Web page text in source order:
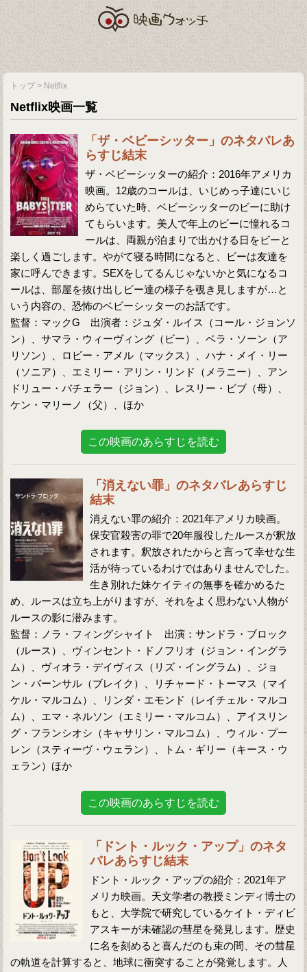
トップ > Netflix
Netflix映画一覧
「ザ・ベビーシッター」のネタバレあ
らすじ結末
ザ・ベビーシッターの紹介：2016年アメリカ
映画。12歳のコールは、いじめっ子達にいじ
めらていた時、ベビーシッターのビーに助け
てもらいます。美人で年上のビーに憧れるコ
ールは、両親が泊まりで出かける日をビーと
楽しく過ごします。やがて寝る時間になると、ビーは友達を
家に呼んできます。SEXをしてるんじゃないかと気になるコ
ールは、部屋を抜け出しビー達の様子を覗き見しますが…と
いう内容の、恐怖のベビーシッターのお話です。
監督：マックG 出演者：ジュダ・ルイス（コール・ジョンソ
ン）、サマラ・ウィーヴィング（ビー）、ベラ・ソーン（ア
リソン）、ロビー・アメル（マックス）、ハナ・メイ・リー
（ソニア）、エミリー・アリン・リンド（メラニー）、アン
ドリュー・バチェラー（ジョン）、レスリー・ビブ（母）、
ケン・マリーノ（父）、ほか
この映画のあらすじを読む
「消えない罪」のネタバレあらすじ
結末
消えない罪の紹介：2021年アメリカ映画。
保安官殺害の罪で20年服役したルースが釈放
されます。釈放されたからと言って幸せな生
活が待っているわけではありませんでした。
生き別れた妹ケイティの無事を確かめるた
め、ルースは立ち上がりますが、それをよく思わない人物が
ルースの影に潜みます。
監督：ノラ・フィングシャイト 出演：サンドラ・ブロック
（ルース）、ヴィンセント・ドノフリオ（ジョン・イングラ
ム）、ヴィオラ・デイヴィス（リズ・イングラム）、ジョ
ン・バーンサル（ブレイク）、リチャード・トーマス（マイ
ケル・マルコム）、リンダ・エモンド（レイチェル・マルコ
ム）、エマ・ネルソン（エミリー・マルコム）、アイスリン
グ・フランシオシ（キャサリン・マルコム）、ウィル・プー
レン（スティーヴ・ウェラン）、トム・ギリー（キース・ウ
ェラン）ほか
この映画のあらすじを読む
「ドント・ルック・アップ」のネタ
バレあらすじ結末
ドント・ルック・アップの紹介：2021年ア
メリカ映画。天文学者の教授ミンディ博士の
もと、大学院で研究しているケイト・ディビ
アスキーが未確認の彗星を発見します。歴史
に名を刻めると喜んだのも束の間、その彗星
の軌道を計算すると、地球に衝突することが発覚します。人